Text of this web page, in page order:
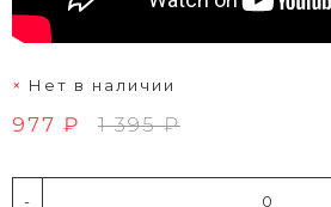
Нет в наличии
977 ₽ 1 395 ₽
-